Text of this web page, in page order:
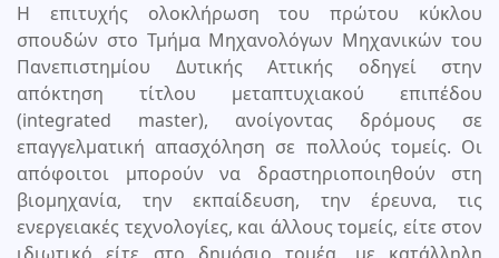
Η επιτυχής ολοκλήρωση του πρώτου κύκλου
σπουδών στο Τμήμα Μηχανολόγων Μηχανικών του
Πανεπιστημίου Δυτικής Αττικής οδηγεί στην
απόκτηση τίτλου μεταπτυχιακού επιπέδου
(integrated master), ανοίγοντας δρόμους σε
επαγγελματική απασχόληση σε πολλούς τομείς. Οι
απόφοιτοι μπορούν να δραστηριοποιηθούν στη
βιομηχανία, την εκπαίδευση, την έρευνα, τις
ενεργειακές τεχνολογίες, και άλλους τομείς, είτε στον